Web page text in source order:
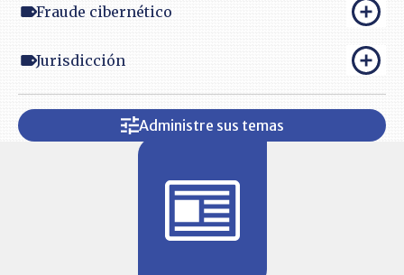
Fraude cibernético
Jurisdicción
Administre sus temas